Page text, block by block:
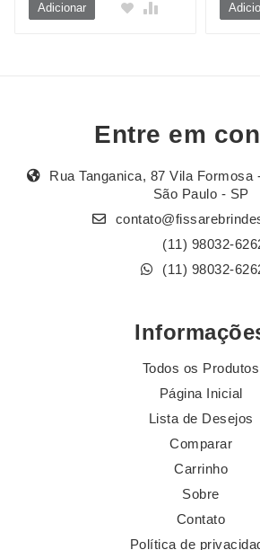
Adicionar
Entre em
Rua Tanganica, 87 Vila Formosa
São Paulo - SP
(11) 98032-
(11) 98032-
Todos os Produtos
Página Inicial
Lista de Desejos
Comparar
Carrinho
Sobre
Contato
Política de